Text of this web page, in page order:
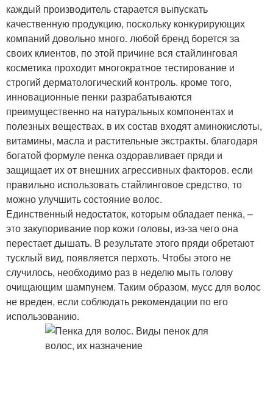
каждый производитель старается выпускать
качественную продукцию, поскольку конкурирующих
компаний довольно много. любой бренд борется за
своих клиентов, по этой причине вся стайлинговая
косметика проходит многократное тестирование и
строгий дерматологический контроль. кроме того,
инновационные пенки разрабатываются
преимущественно на натуральных компонентах и
полезных веществах. в их состав входят аминокислоты,
витамины, масла и растительные экстракты. благодаря
богатой формуле пенка оздоравливает пряди и
защищает их от внешних агрессивных факторов. если
правильно использовать стайлинговое средство, то
можно улучшить состояние волос.
Единственный недостаток, которым обладает пенка, –
это закупоривание пор кожи головы, из-за чего она
перестает дышать. В результате этого пряди обретают
тусклый вид, появляется перхоть. Чтобы этого не
случилось, необходимо раз в неделю мыть голову
очищающим шампунем. Таким образом, мусс для волос
не вреден, если соблюдать рекомендации по его
использованию.